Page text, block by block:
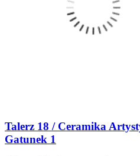
Talerz 18 / Ceramika
Gatunek 1